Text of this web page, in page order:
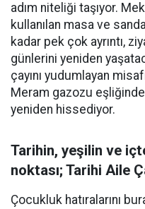
adım niteliği taşıyor.
kullanılan masa ve
kadar pek çok ayrıntı,
günlerini yeniden
çayını yudumlayan
Meram gazozu eşliğinde
yeniden hissediyor.
Tarihin, yeşilin ve
noktası; Tarihi Aile
Çocukluk hatıralarını